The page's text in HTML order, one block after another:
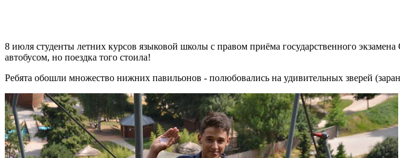
8 июля студенты летних курсов языковой школы с правом приёма государственного
автобусом, но поездка того стоила!
Ребята обошли множество нижних павильонов - полюбовались на удивительных зверей